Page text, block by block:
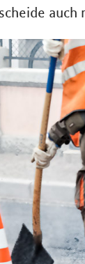
auch